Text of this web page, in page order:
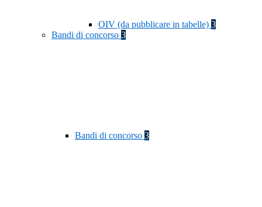
OIV (da pubblicare in tabelle) 3
Bandi di concorso 3
Bandi di concorso 3